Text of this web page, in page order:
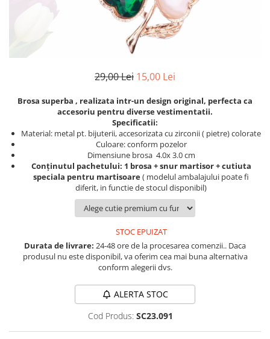
Cadouri barbati
Seturi cadou barbati
Seturi cadou barbati portofel si curea
Cadouri personalizate barbati
Caciuli copii
Cadouri copii bebelusi 0+
Lenjerii de pat Disney
Cadouri copii 1 an
Sepci personalizate
Seturi cadou pentru copii KID's Collection
Lenjerii de pat pentru copii
Sepci personalizate
Bannere personalizate scoli si gradinite
Sticla de apa personalizata
Agende si caiete personalizate
29,00 Lei 15,00 Lei
Brosa superba , realizata intr-un design original, perfecta ca
accesoriu pentru diverse vestimentatii.
Specificatii:
Material: metal pt. bijuterii, accesorizata cu zirconii ( pietre) colorate
Culoare: conform pozelor
Dimensiune brosa 4.0x 3.0 cm
Conținutul pachetului: 1 brosa + snur martisor + cutiuta
speciala pentru martisoare( modelul ambalajului poate fi
diferit, in functie de stocul disponibil)
STOC EPUIZAT
Durata de livrare: 24-48 ore de la procesarea comenzii.. Daca
produsul nu este disponibil, va oferim cea mai buna alternativa
conform alegerii dvs.
ALERTA STOC
Cod Produs: SC23.091